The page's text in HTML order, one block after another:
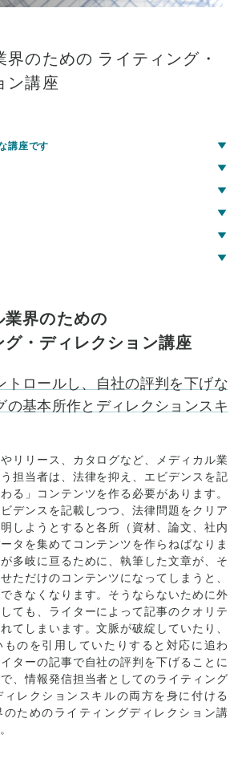
業界のための
グ・ディレクション講座
トロールし、自社の評判を下げな
の基本所作とディレクションスキ
リリース、カタログなど、メディカル業
担当者は、法律を抑え、エビデンスを記
る」コンテンツを作る必要があります。
デンスを記載しつつ、法律問題をクリア
しようとすると各所（資材、論文、社内
タを集めてコンテンツを作らねばなりま
多岐に亘るために、執筆した文章が、そ
ただけのコンテンツになってしまうと、
きなくなります。そうならないために外
ても、ライターによって記事のクオリテ
てしまいます。文脈が破綻していたり、
のを引用していたりすると対応に追わ
ターの記事で自社の評判を下げることに
、情報発信担当者としてのライティング
レクションスキルの両方を身に付ける
のためのライティングディレクション講
界のための ライティング・
ン講座
講座です